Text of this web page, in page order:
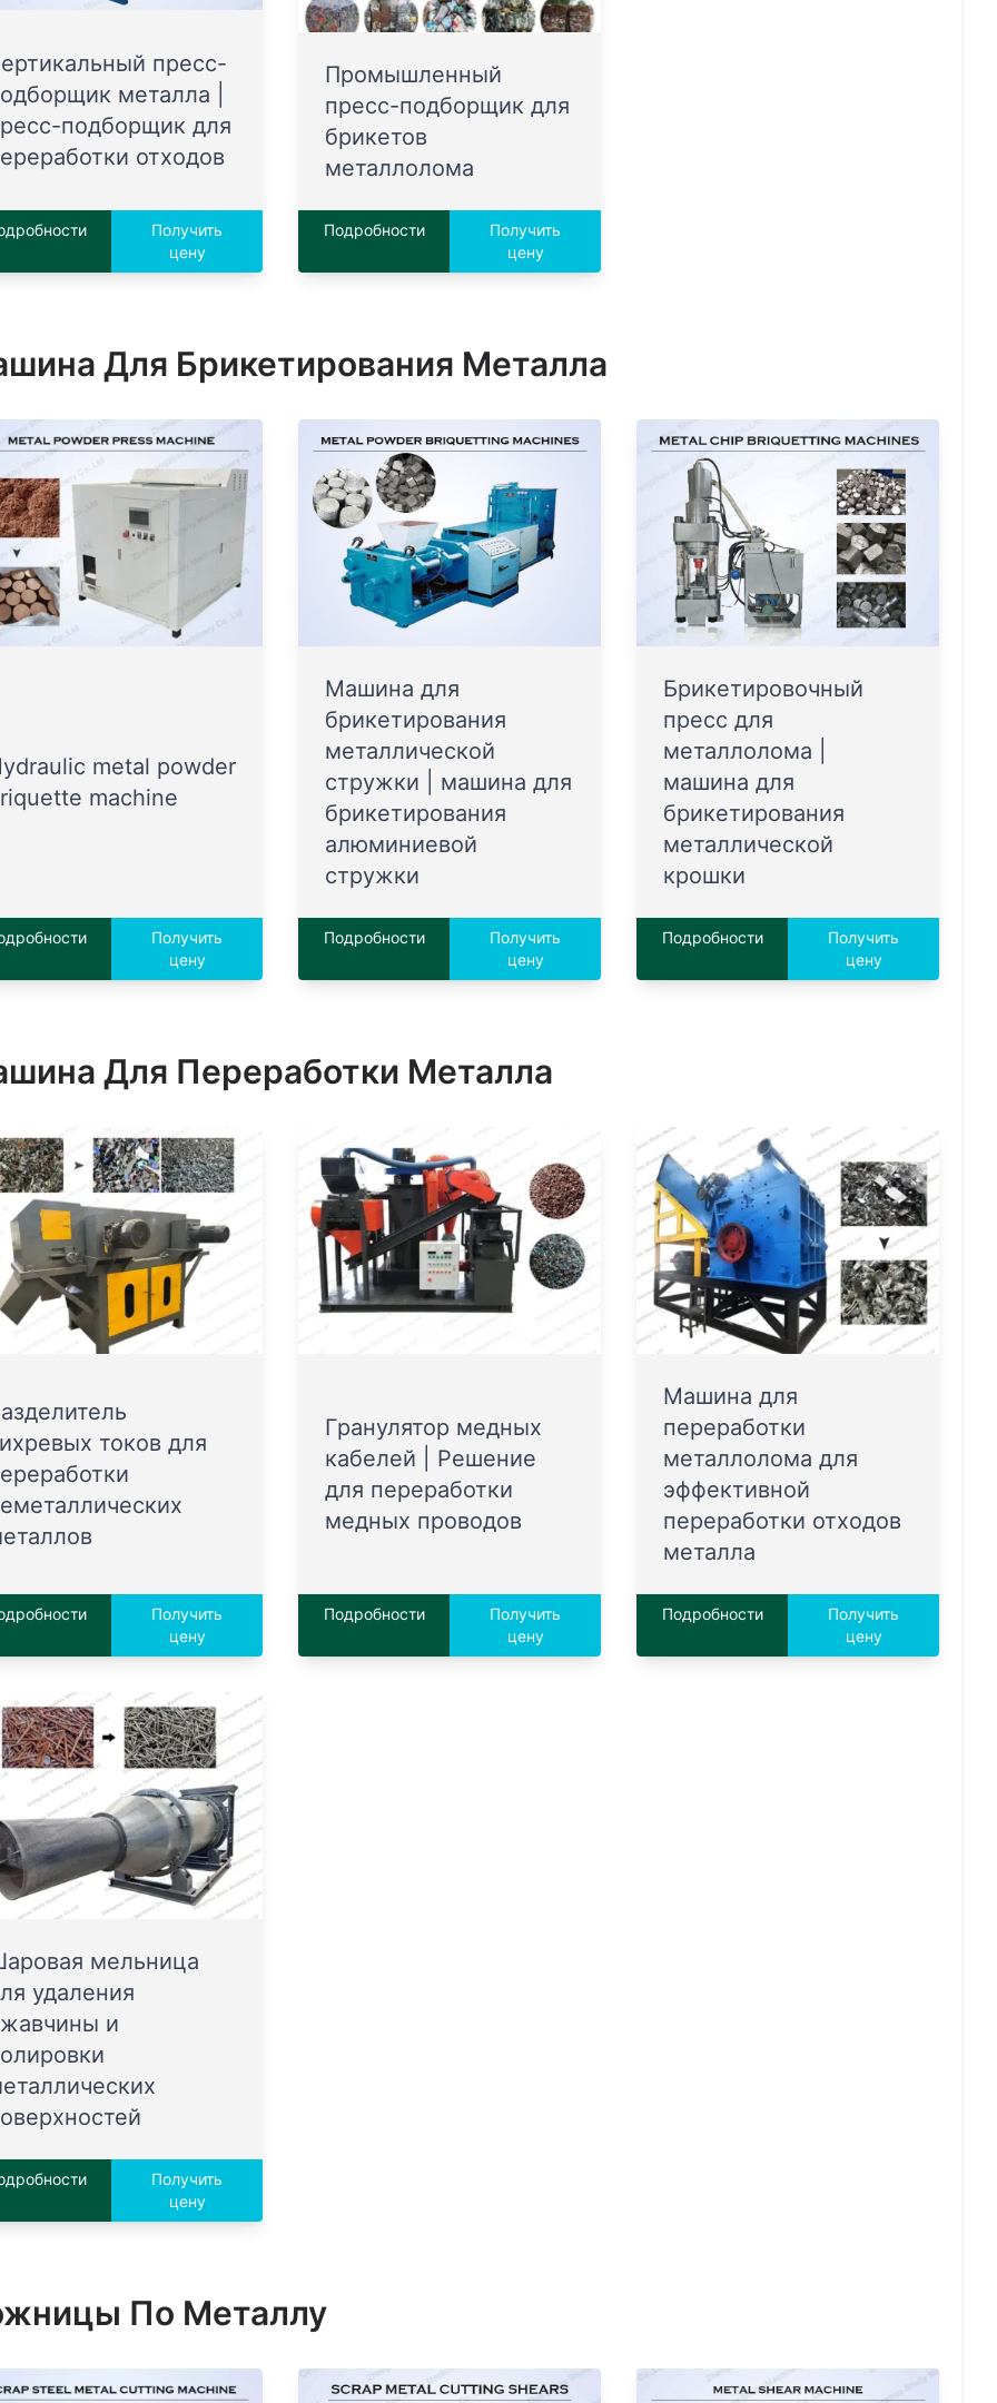
пресс-
металла |
подборщик для
отходов
Получить
цену
Промышленный
пресс-подборщик для
брикетов
металлолома
Подробности
Получить
цену
Для Брикетирования Металла
metal powder
machine
Получить
цену
Машина для
брикетирования
металлической
стружки | машина для
брикетирования
алюминиевой
стружки
Подробности
Получить
цену
Брикетировочный
пресс для
металлолома |
машина для
брикетирования
металлической
крошки
Подробности
Получить
цену
Для Переработки Металла
токов для
Получить
цену
Гранулятор медных
кабелей | Решение
для переработки
медных проводов
Подробности
Получить
цену
Машина для
переработки
металлолома для
эффективной
переработки отходов
металла
Подробности
Получить
цену
мельница
удаления
и
Получить
цену
По Металлу